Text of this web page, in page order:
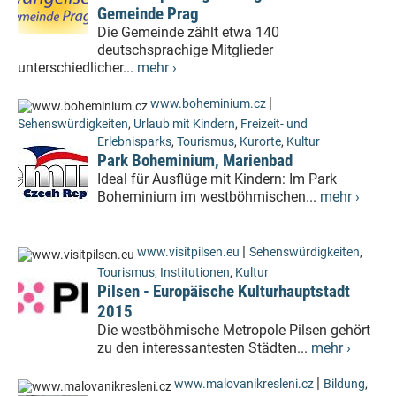
Gemeinde Prag
Die Gemeinde zählt etwa 140
deutschsprachige Mitglieder
unterschiedlicher... mehr ›
www.boheminium.cz |
Sehenswürdigkeiten, Urlaub mit Kindern, Freizeit- und
Erlebnisparks, Tourismus, Kurorte, Kultur
Park Boheminium, Marienbad
Ideal für Ausflüge mit Kindern: Im Park
Boheminium im westböhmischen... mehr ›
www.visitpilsen.eu | Sehenswürdigkeiten,
Tourismus, Institutionen, Kultur
Pilsen - Europäische Kulturhauptstadt
2015
Die westböhmische Metropole Pilsen gehört
zu den interessantesten Städten... mehr ›
www.malovanikresleni.cz | Bildung,